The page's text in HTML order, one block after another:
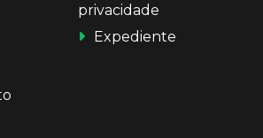
privacidade
Expediente